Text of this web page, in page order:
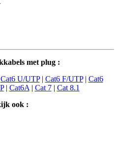
met plug :
Cat6 U/UTP| Cat6 F/UTP| Cat6
| Cat6A | Cat 7| Cat 8.1
ook :